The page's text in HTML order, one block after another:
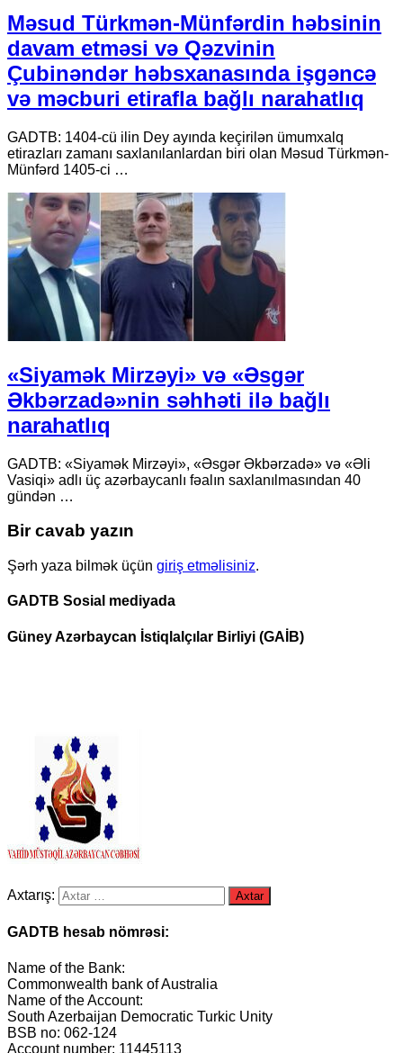
Məsud Türkmən-Münfərdin həbsinin
davam etməsi və Qəzvinin
Çubinəndər həbsxanasında işgəncə
və məcburi etirafla bağlı narahatlıq
GADTB: 1404-cü ilin Dey ayında keçirilən ümumxalq
etirazları zamanı saxlanılanlardan biri olan Məsud Türkmən-
Münfərd 1405-ci …
«Siyamək Mirzəyi» və «Əsgər
Əkbərzadə»nin səhhəti ilə bağlı
narahatlıq
GADTB: «Siyamək Mirzəyi», «Əsgər Əkbərzadə» və «Əli
Vasiqi» adlı üç azərbaycanlı fəalın saxlanılmasından 40
gündən …
Bir cavab yazın
Şərh yaza bilmək üçün giriş etməlisiniz.
GADTB Sosial mediyada
Güney Azərbaycan İstiqlalçılar Birliyi (GAİB)
Axtarış:
GADTB hesab nömrəsi:
Name of the Bank:
Commonwealth bank of Australia
Name of the Account:
South Azerbaijan Democratic Turkic Unity
BSB no: 062-124
Account number: 11445113